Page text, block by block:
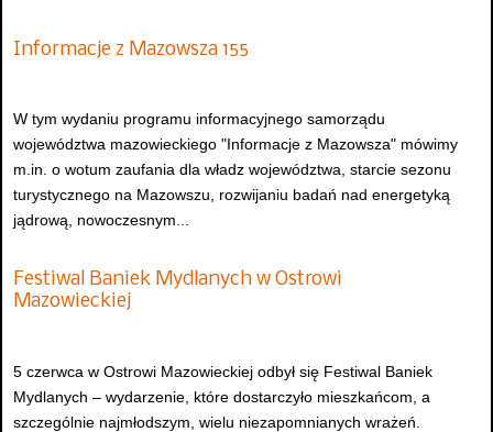
Informacje z Mazowsza 155
W tym wydaniu programu informacyjnego samorządu
województwa mazowieckiego "Informacje z Mazowsza" mówimy
m.in. o wotum zaufania dla władz województwa, starcie sezonu
turystycznego na Mazowszu, rozwijaniu badań nad energetyką
jądrową, nowoczesnym...
Festiwal Baniek Mydlanych w Ostrowi
Mazowieckiej
5 czerwca w Ostrowi Mazowieckiej odbył się Festiwal Baniek
Mydlanych – wydarzenie, które dostarczyło mieszkańcom, a
szczególnie najmłodszym, wielu niezapomnianych wrażeń.